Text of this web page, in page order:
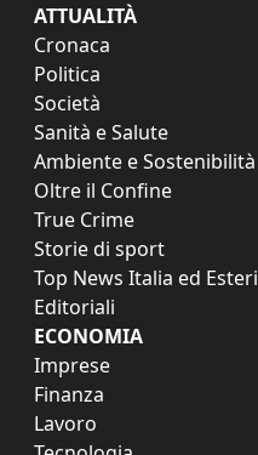
ATTUALITÀ
Cronaca
Politica
Società
Sanità e Salute
Ambiente e Sostenibilità
Oltre il Confine
True Crime
Storie di sport
Top News Italia ed Esteri
Editoriali
ECONOMIA
Imprese
Finanza
Lavoro